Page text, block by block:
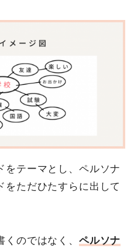
をテーマとし、ペルソナ
をただひたすらに出して
のではなく、 ペルソナ